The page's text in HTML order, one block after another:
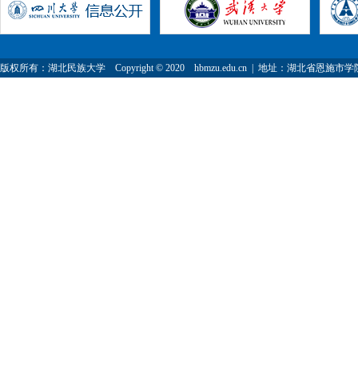
版权所有：湖北民族大学 Copyright © 2020 hbmzu.edu.cn | 地址：湖北省恩施